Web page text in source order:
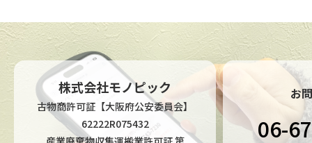
株式会社モノピック
古物商許可証【大阪府公安委員会】
62222R075432
お
06-